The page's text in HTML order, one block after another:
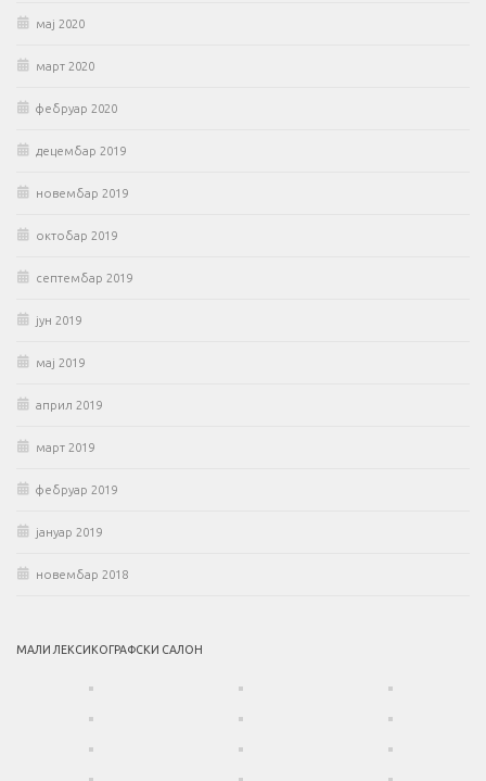
мај 2020
март 2020
фебруар 2020
децембар 2019
новембар 2019
октобар 2019
септембар 2019
јун 2019
мај 2019
април 2019
март 2019
фебруар 2019
јануар 2019
новембар 2018
МАЛИ ЛЕКСИКОГРАФСКИ САЛОН